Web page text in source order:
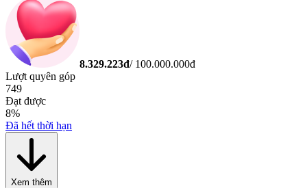
8.329.223đ/ 100.000.000đ
Lượt quyên góp
749
Đạt được
8%
Đã hết thời hạn
Xem thêm